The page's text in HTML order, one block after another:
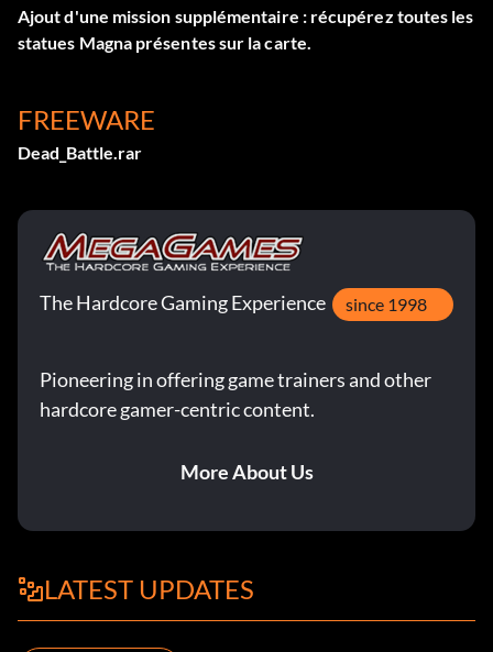
Ajout d'une mission supplémentaire : récupérez toutes les
statues Magna présentes sur la carte.
FREEWARE
Dead_Battle.rar
The Hardcore Gaming Experience since 1998
Pioneering in offering game trainers and other
hardcore gamer-centric content.
More About Us
LATEST UPDATES